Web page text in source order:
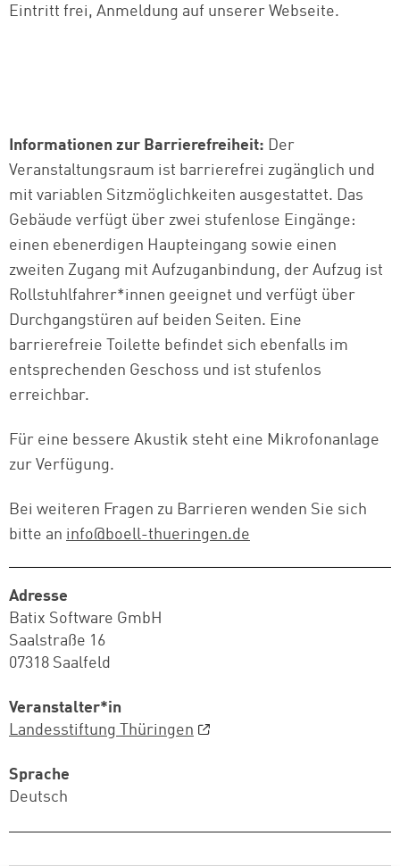
Eintritt frei, Anmeldung auf unserer Webseite.
Informationen zur Barrierefreiheit: Der
Veranstaltungsraum ist barrierefrei zugänglich und
mit variablen Sitzmöglichkeiten ausgestattet. Das
Gebäude verfügt über zwei stufenlose Eingänge:
einen ebenerdigen Haupteingang sowie einen
zweiten Zugang mit Aufzuganbindung, der Aufzug ist
Rollstuhlfahrer*innen geeignet und verfügt über
Durchgangstüren auf beiden Seiten. Eine
barrierefreie Toilette befindet sich ebenfalls im
entsprechenden Geschoss und ist stufenlos
erreichbar.
Für eine bessere Akustik steht eine Mikrofonanlage
zur Verfügung.
Bei weiteren Fragen zu Barrieren wenden Sie sich
bitte an info@boell-thueringen.de
Adresse
Batix Software GmbH
Saalstraße 16
07318 Saalfeld
Veranstalter*in
Landesstiftung Thüringen
Sprache
Deutsch